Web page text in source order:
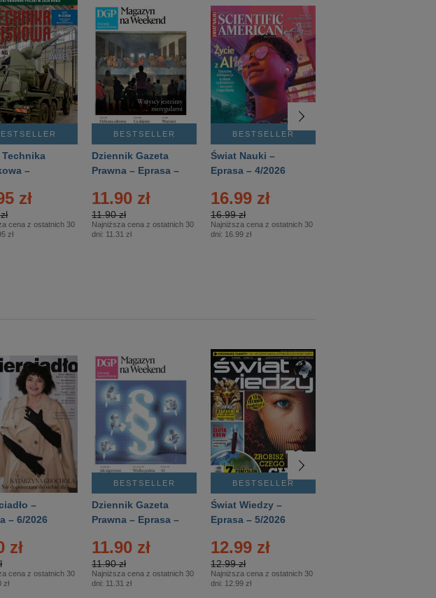
Technika
–
zł
cena z ostatnich 30
zł
BESTSELLER
Dziennik Gazeta
Prawna – Eprasa –
11.90 zł
11.90 zł
Najniższa cena z ostatnich 30
dni: 11.31 zł
BESTSELLER
Świat Nauki –
Eprasa – 4/2026
16.99 zł
16.99 zł
Najniższa cena z ostatnich 30
dni: 16.99 zł
–
– 6/2026
zł
cena z ostatnich 30
zł
BESTSELLER
Dziennik Gazeta
Prawna – Eprasa –
11.90 zł
11.90 zł
Najniższa cena z ostatnich 30
dni: 11.31 zł
BESTSELLER
Świat Wiedzy –
Eprasa – 5/2026
12.99 zł
12.99 zł
Najniższa cena z ostatnich 30
dni: 12.99 zł